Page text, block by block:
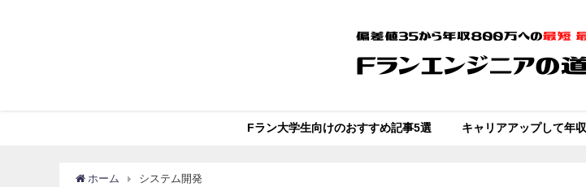
Fラン大学生向けのおすすめ記事5選 キャリアアップして年
ホーム システム開発